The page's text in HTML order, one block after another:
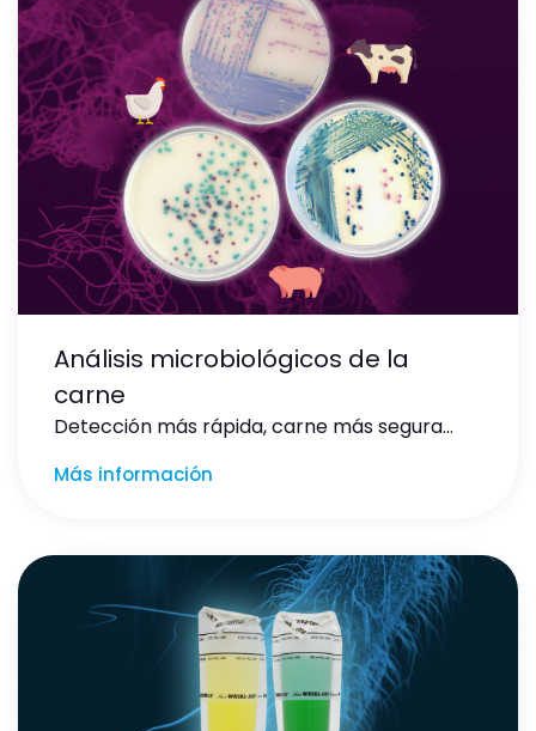
Análisis microbiológicos de la
carne
Detección más rápida, carne más segura…
Más información